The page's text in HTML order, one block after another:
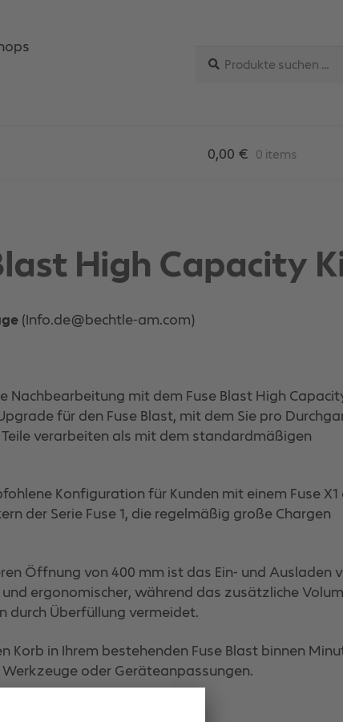
nach:
0,00 € 0 items
High Capacity
(Info.de@bechtle-am.com)
Nachbearbeitung mit dem Fuse Blast High
für den Fuse Blast, mit dem Sie pro
Teile verarbeiten als mit dem standardmäßigen
Konfiguration für Kunden mit einem Fuse X1
der Serie Fuse 1, die regelmäßig große Chargen
Öffnung von 400 mm ist das Ein- und Ausladen
und ergonomischer, während das zusätzliche
durch Überfüllung vermeidet.
Korb in Ihrem bestehenden Fuse Blast binnen
oder Geräteanpassungen.